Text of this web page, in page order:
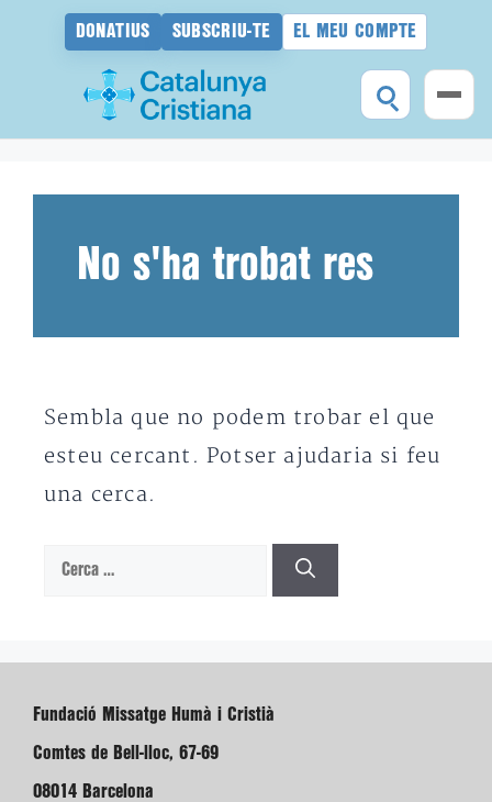
DONATIUS SUBSCRIU-TE EL MEU COMPTE
No s'ha trobat res
Sembla que no podem trobar el que
esteu cercant. Potser ajudaria si feu
una cerca.
Cerca:
Fundació Missatge Humà i Cristià
Comtes de Bell-lloc, 67-69
08014 Barcelona